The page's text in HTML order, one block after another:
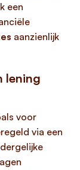
een
aanzienlijk
lening
voor
via een